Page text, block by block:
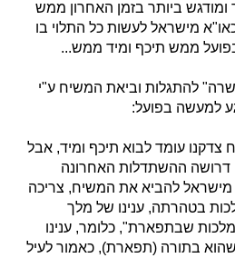
ביותר בזמן האחרון ממש
מישראל לעשות כל התלוי בו
ממש תיכף ומיד ממש...
להתגלות וביאת המשיח ע"י
למעשה בפועל:
צדקנו עומד לבוא תיכף ומיד, אבל
דרושה ההשתדלות האחרונה
מישראל להביא את המשיח, צריכה
בטהרתה, ענינו של מלך
שבתפארת", כלומר, ענינו
בתורה (תפארת), כאמור לעיל